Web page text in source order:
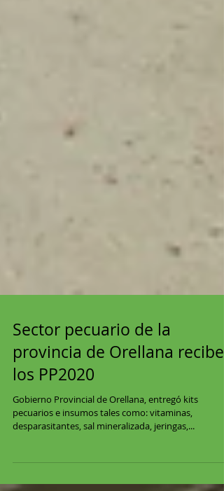
Sector pecuario de la
provincia de Orellana recibe
los PP2020